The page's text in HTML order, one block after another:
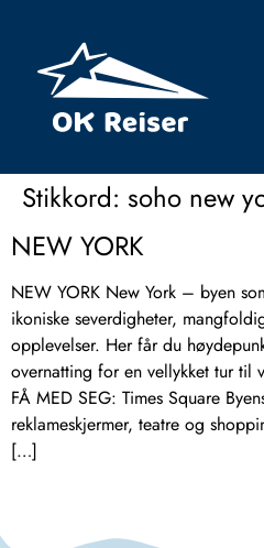
Stikkord: soho new
NEW YORK
NEW YORK New York – byen
ikoniske severdigheter,
opplevelser. Her får du
overnatting for en vellykket tur til
FÅ MED SEG: Times Square
reklameskjermer, teatre og
[…]